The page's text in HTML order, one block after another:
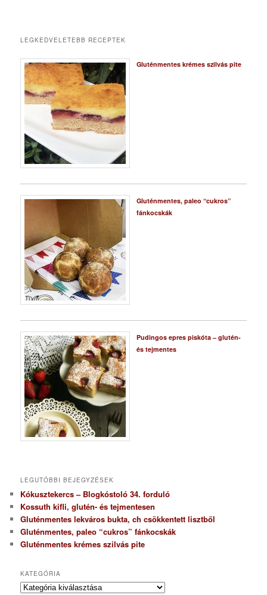
LEGKEDVELETEBB RECEPTEK
Gluténmentes krémes szilvás pite
Gluténmentes, paleo “cukros”
fánkocskák
Pudingos epres piskóta – glutén-
és tejmentes
LEGUTÓBBI BEJEGYZÉSEK
Kókusztekercs – Blogkóstoló 34. forduló
Kossuth kifli, glutén- és tejmentesen
Gluténmentes lekváros bukta, ch csökkentett lisztből
Gluténmentes, paleo “cukros” fánkocskák
Gluténmentes krémes szilvás pite
KATEGÓRIA
K